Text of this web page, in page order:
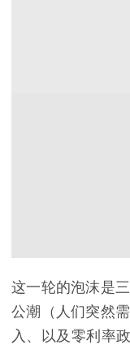
这一轮的泡沫是
公潮（人们突然
入、以及零利率